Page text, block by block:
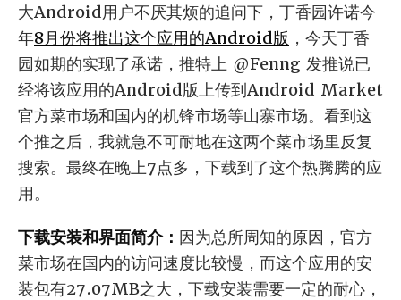
大Android用户不厌其烦的追问下，丁香园许诺今
年8月份将推出这个应用的Android版 ，今天丁香
园如期的实现了承诺，推特上 @Fenng 发推说已
经将该应用的Android版上传到Android Market
官方菜市场和国内的机锋市场等山寨市场。看到这
个推之后，我就急不可耐地在这两个菜市场里反复
搜索。最终在晚上7点多，下载到了这个热腾腾的应
用。
下载安装和界面简介： 因为总所周知的原因，官方
菜市场在国内的访问速度比较慢，而这个应用的安
装包有27.07MB之大，下载安装需要一定的耐心，